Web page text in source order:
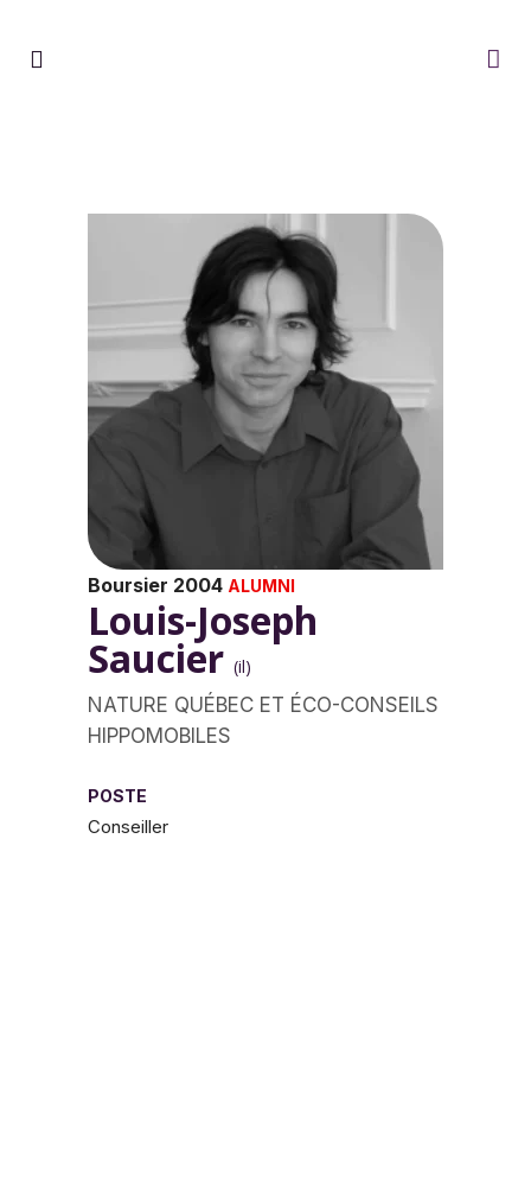
Boursier 2004 ALUMNI
Louis-Joseph
Saucier (il)
NATURE QUÉBEC ET ÉCO-CONSEILS
HIPPOMOBILES
POSTE
Conseiller